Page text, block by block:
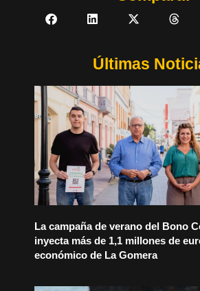
Últimas
La campaña de verano del Bono
inyecta más de 1,1 millones de
económico de La Gomera